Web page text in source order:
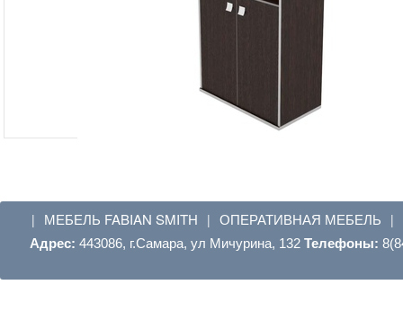
| МЕБЕЛЬ FABIAN SMITH | ОПЕРАТИВНАЯ МЕБЕЛЬ |
Адрес: 443086, г.Самара, ул Мичурина, 132 Телефоны: